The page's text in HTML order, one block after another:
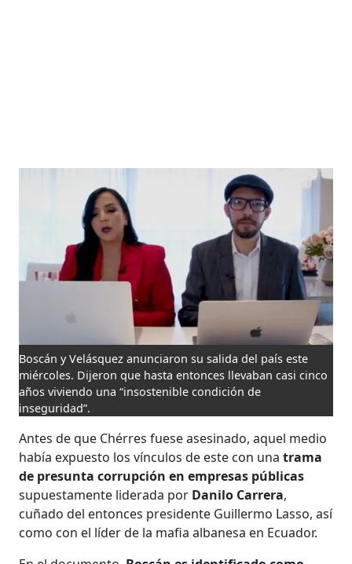
Boscán y Velásquez anunciaron su salida del país este
miércoles. Dijeron que hasta entonces llevaban casi cinco
años viviendo una “insostenible condición de
inseguridad”.
Antes de que Chérres fuese asesinado, aquel medio
había expuesto los vínculos de este con una trama
de presunta corrupción en empresas públicas
supuestamente liderada por Danilo Carrera,
cuñado del entonces presidente Guillermo Lasso, así
como con el líder de la mafia albanesa en Ecuador.